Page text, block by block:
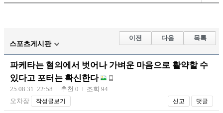
해외축구
국내축구
스포츠게시판
이전 다음 목록
파케타는 혐의에서 벗어나 가벼운 마음으로 활약할 수
있다고 포터는 확신한다
25.08.31 22:58 추천 0
조회 94
오차장
작성글보기 신고 댓글